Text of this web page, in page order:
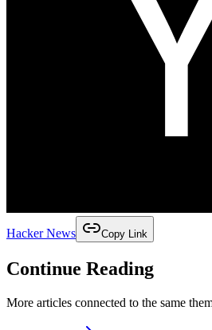
Hacker News Copy Link
Continue Reading
More articles connected to the same